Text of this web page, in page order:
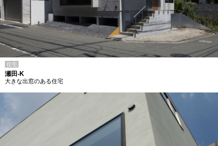
住宅
瀬田-K
大きな出窓のある住宅